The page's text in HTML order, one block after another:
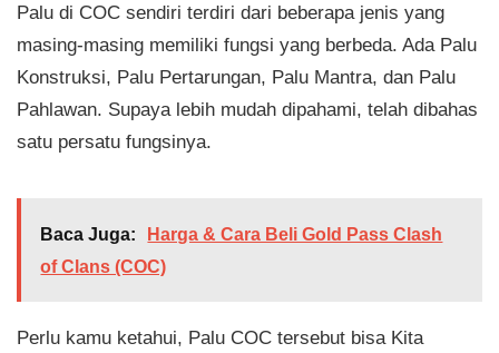
Palu di COC sendiri terdiri dari beberapa jenis yang
masing-masing memiliki fungsi yang berbeda. Ada Palu
Konstruksi, Palu Pertarungan, Palu Mantra, dan Palu
Pahlawan. Supaya lebih mudah dipahami, telah dibahas
satu persatu fungsinya.
Baca Juga:
Harga & Cara Beli Gold Pass Clash
of Clans (COC)
Perlu kamu ketahui, Palu COC tersebut bisa Kita